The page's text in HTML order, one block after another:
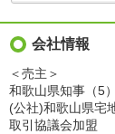
会社情報
＜売主＞
和歌山県知事（5
(公社)和歌山県宅
取引協議会加盟